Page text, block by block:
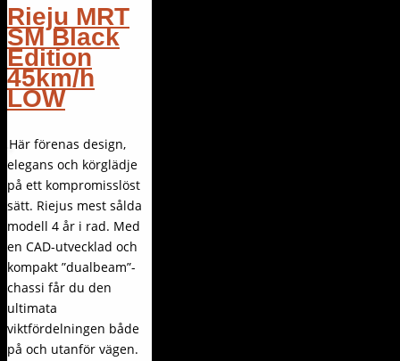
Rieju MRT
SM Black
Edition
45km/h
LOW
Här förenas design,
elegans och körglädje
på ett kompromisslöst
sätt. Riejus mest sålda
modell 4 år i rad. Med
en CAD-utvecklad och
kompakt ”dualbeam”-
chassi får du den
ultimata
viktfördelningen både
på och utanför vägen.